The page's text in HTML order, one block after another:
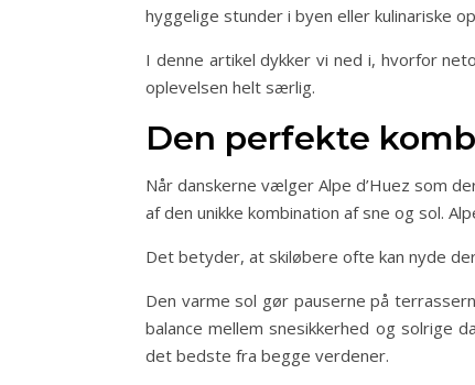
hyggelige stunder i byen eller kulinariske
I denne artikel dykker vi ned i, hvorfor
oplevelsen helt særlig.
Den perfekte
Når danskerne vælger Alpe d’Huez som
af den unikke kombination af sne og sol.
Det betyder, at skiløbere ofte kan nyde
Den varme sol gør pauserne på
balance mellem snesikkerhed og solrige
det bedste fra begge verdener.